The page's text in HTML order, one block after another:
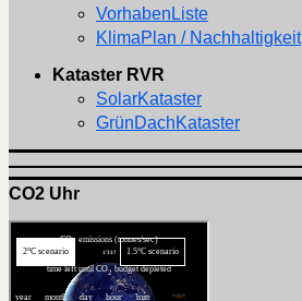
VorhabenListe
KlimaPlan / Nachhaltigkeit
Kataster RVR
SolarKataster
GrünDachKataster
CO2 Uhr